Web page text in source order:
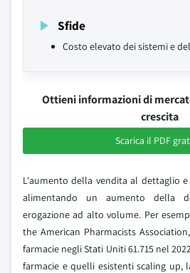
Sfide
Costo elevato dei sistemi e
Ottieni informazioni di
crescita
Scarica il PDF
L'aumento della vendita al dettaglio
alimentando un aumento della
erogazione ad alto volume. Per
the American Pharmacists
farmacie negli Stati Uniti 61.715 nel
farmacie e quelli esistenti scaling up,